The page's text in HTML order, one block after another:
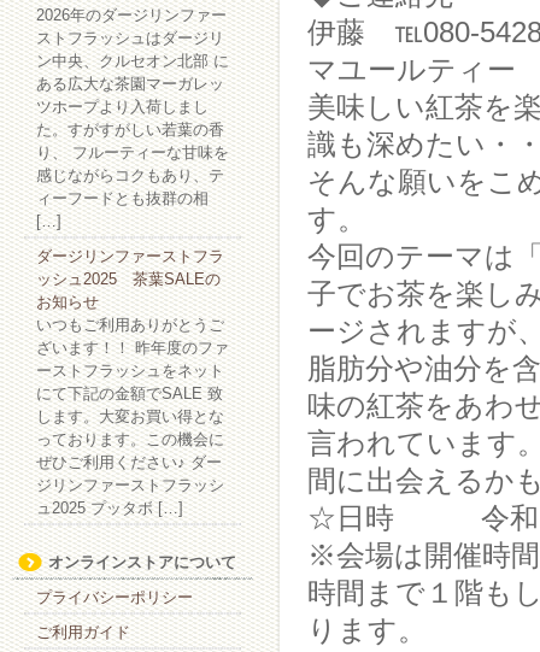
2026年のダージリンファー
ストフラッシュはダージリ
ン中央、クルセオン北部 に
ある広大な茶園マーガレッ
ツホープより入荷しまし
た。すがすがしい若葉の香
り、 フルーティーな甘味を
感じながらコクもあり、テ
ィーフードとも抜群の相
[…]
ダージリンファーストフラ
ッシュ2025 茶葉SALEの
お知らせ
いつもご利用ありがとうご
ざいます！！ 昨年度のファ
ーストフラッシュをネット
にて下記の金額でSALE 致
します。大変お買い得とな
っております。この機会に
ぜひご利用ください♪ ダー
ジリンファーストフラッシ
ュ2025 プッタボ […]
オンラインストアについて
プライバシーポリシー
ご利用ガイド
伊藤 ℡080-
マユールティー
美味しい紅茶を
識も深めたい・
そんな願いをこ
す。
今回のテーマは
子でお茶を楽し
ージされますが
脂肪分や油分を
味の紅茶をあわ
言われています
間に出会えるか
☆日時 令和2年
※会場は開催時
時間まで１階も
ります。